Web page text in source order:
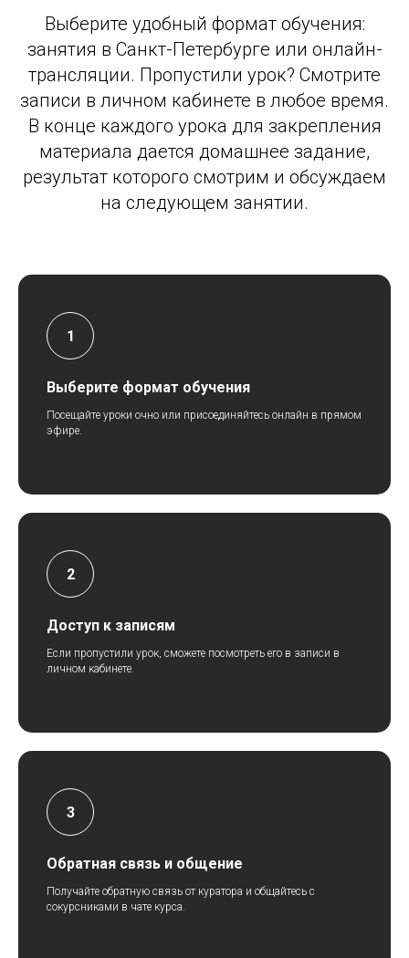
Выберите удобный формат обучения:
занятия в Санкт-Петербурге или онлайн-
трансляции. Пропустили урок? Смотрите
записи в личном кабинете в любое время.
В конце каждого урока для закрепления
материала дается домашнее задание,
результат которого смотрим и обсуждаем
на следующем занятии.
Выберите формат обучения
Посещайте уроки очно или присоединяйтесь онлайн в прямом
эфире.
Доступ к записям
Если пропустили урок, сможете посмотреть его в записи в
личном кабинете.
Обратная связь и общение
Получайте обратную связь от куратора и общайтесь с
сокурсниками в чате курса.